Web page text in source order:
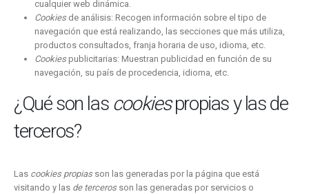
cualquier web dinámica.
Cookiesde análisis: Recogen información sobre el tipo de
navegación que está realizando, las secciones que más utiliza,
productos consultados, franja horaria de uso, idioma, etc.
Cookiespublicitarias: Muestran publicidad en función de su
navegación, su país de procedencia, idioma, etc.
¿Qué son las cookiespropias y las de
terceros?
Las cookies propiasson las generadas por la página que está
visitando y las de tercerosson las generadas por servicios o